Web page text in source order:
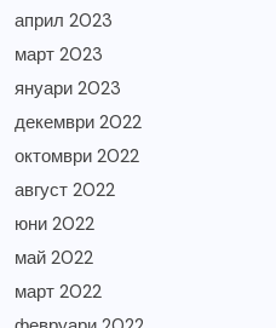
април 2023
март 2023
януари 2023
декември 2022
октомври 2022
август 2022
юни 2022
май 2022
март 2022